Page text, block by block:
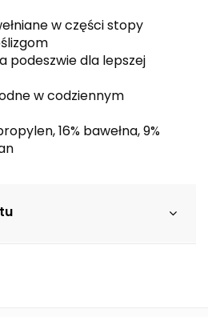
w części stopy
podeszwie dla lepszej
w codziennym
16% bawełna, 9%